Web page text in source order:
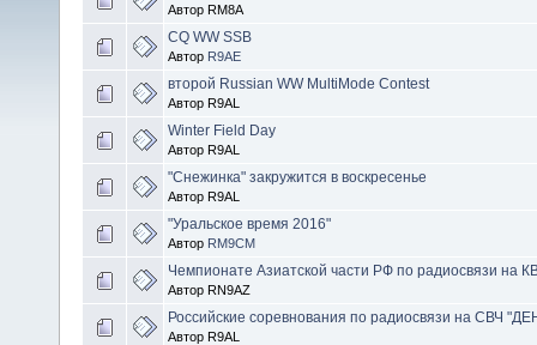
Автор RM8A
CQ WW SSB
Автор R9AE
второй Russian WW MultiMode Contest
Автор R9AL
Winter Field Day
Автор R9AL
"Снежинка" закружится в воскресенье
Автор R9AL
"Уральское время 2016"
Автор RM9CM
Чемпионате Азиатской части РФ по радиосвязи на
Автор RN9AZ
Российские соревнования по радиосвязи на СВЧ
Автор R9AL